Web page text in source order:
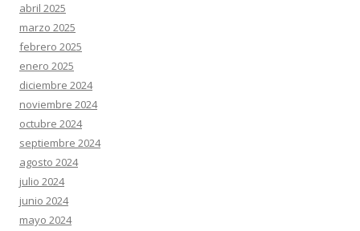
abril 2025
marzo 2025
febrero 2025
enero 2025
diciembre 2024
noviembre 2024
octubre 2024
septiembre 2024
agosto 2024
julio 2024
junio 2024
mayo 2024